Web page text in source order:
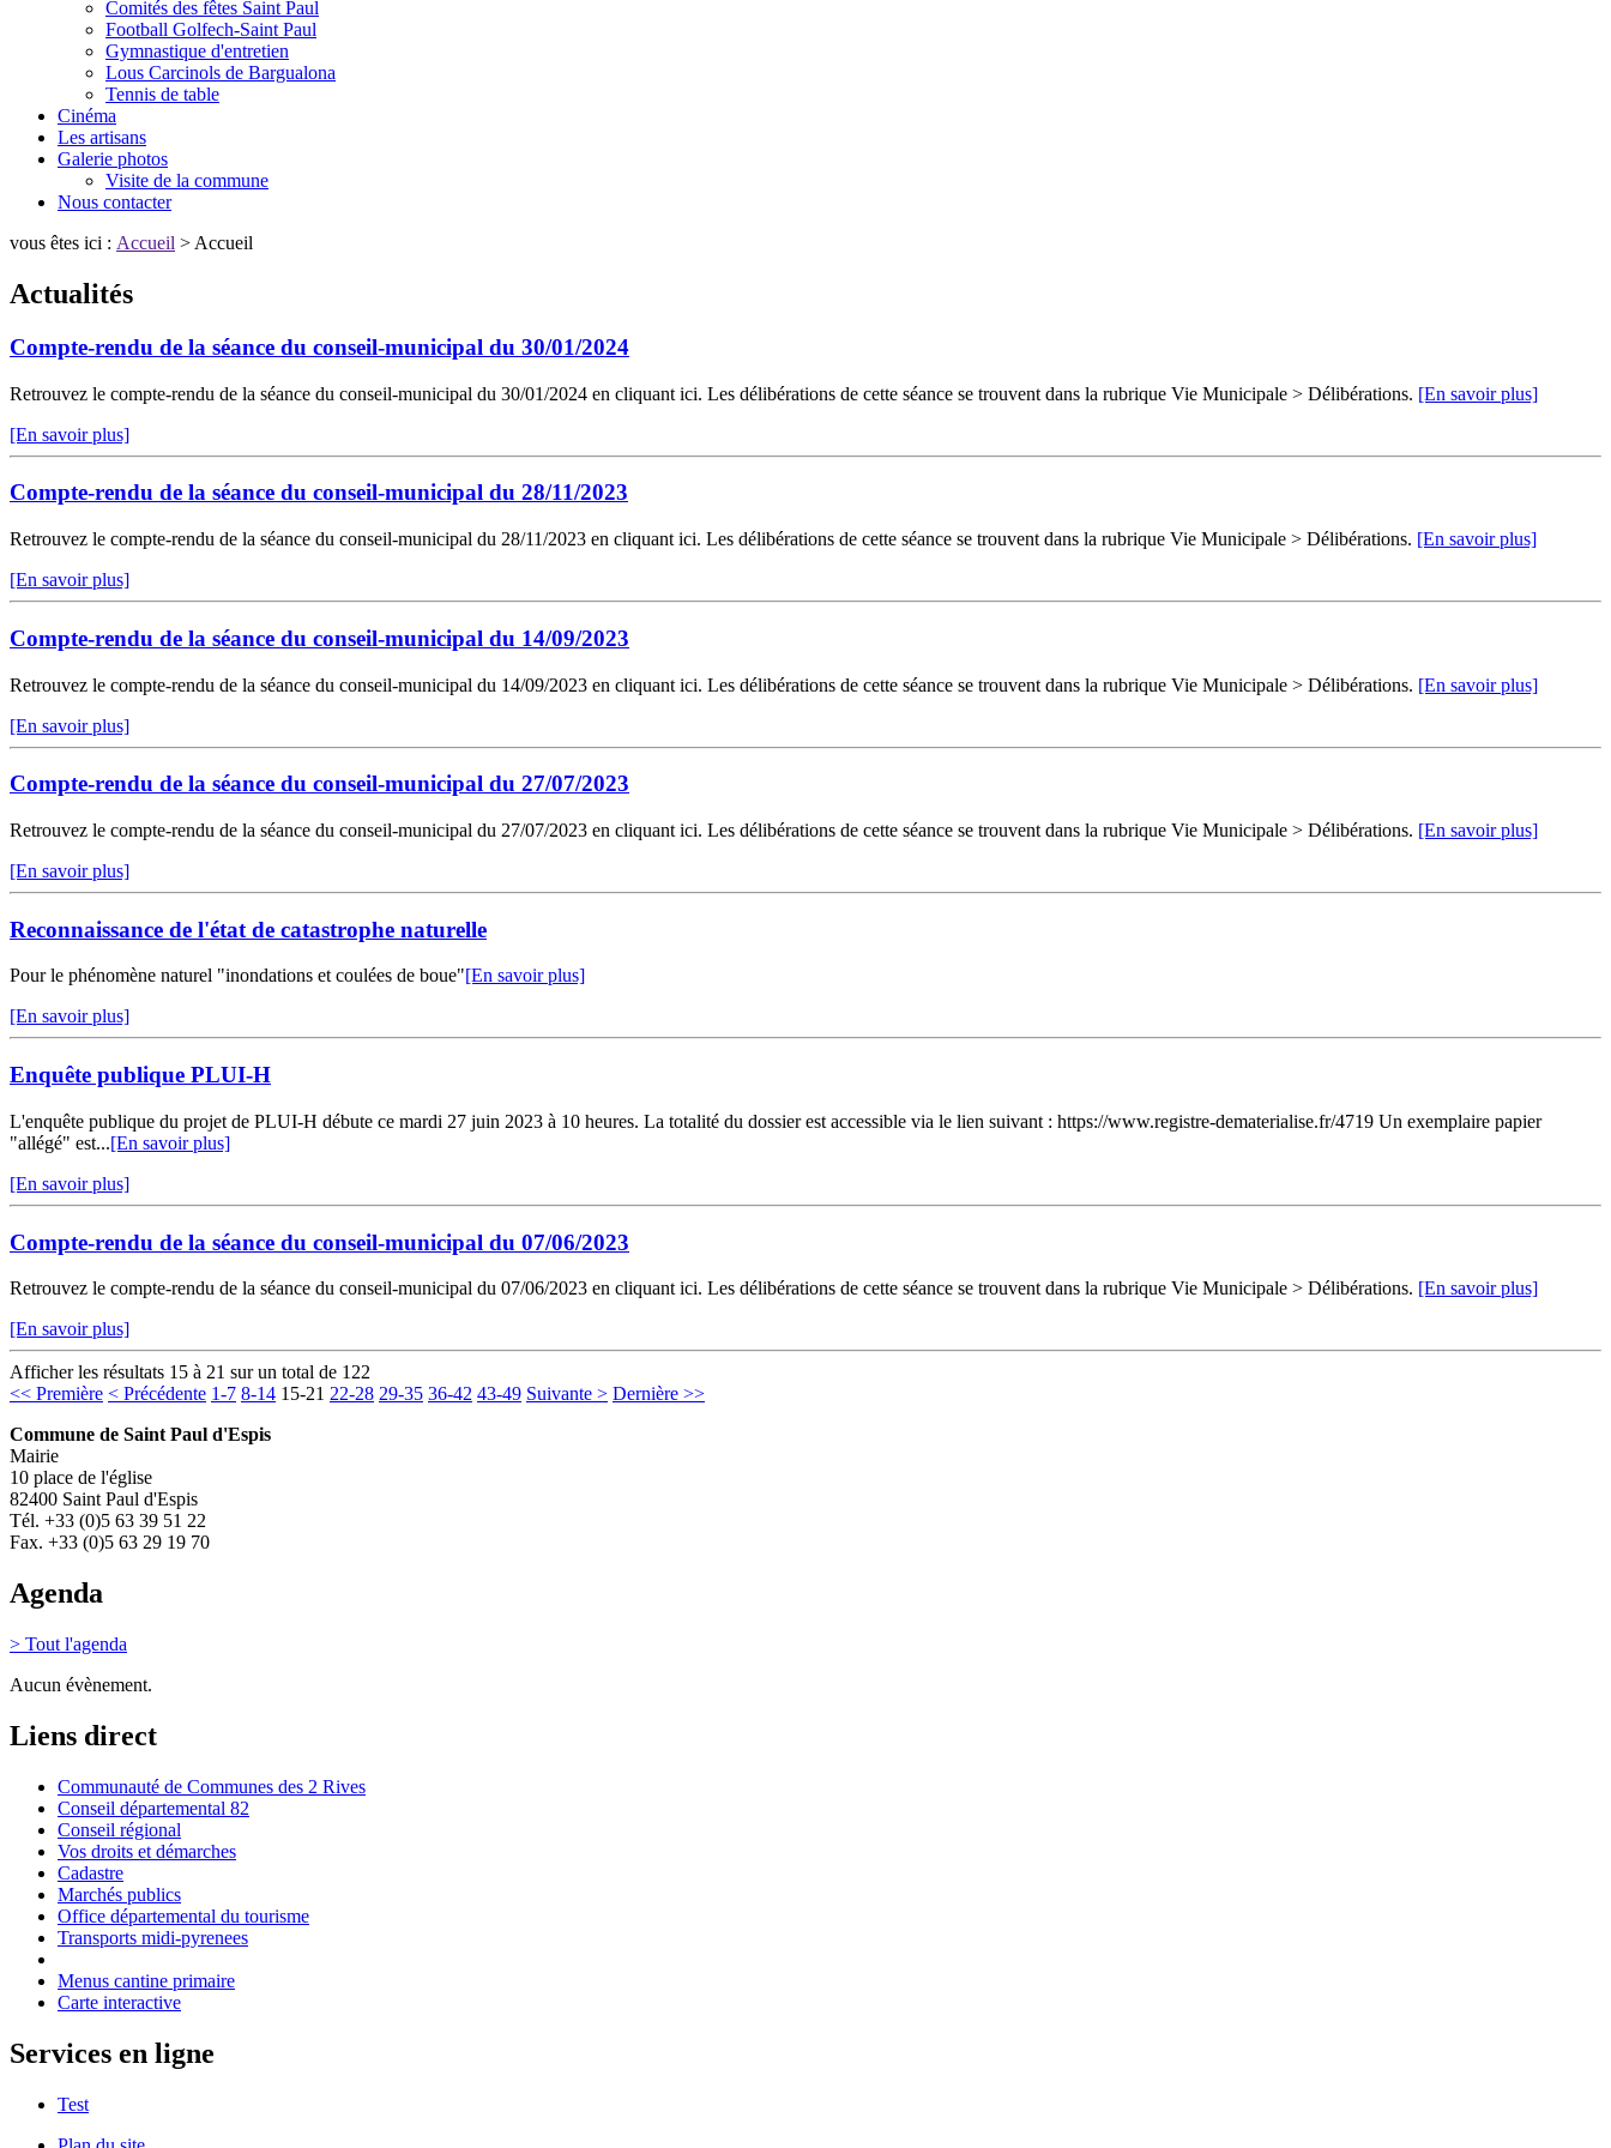
Comités des fêtes Saint Paul
Football Golfech-Saint Paul
Gymnastique d'entretien
Lous Carcinols de Bargualona
Tennis de table
Cinéma
Les artisans
Galerie photos
Visite de la commune
Nous contacter
vous êtes ici : Accueil > Accueil
Actualités
Compte-rendu de la séance du conseil-municipal du 30/01/2024
Retrouvez le compte-rendu de la séance du conseil-municipal du 30/01/2024 en cliquant ici. Les délibérations de cette séance se trouvent dans la rubrique Vie Municipale > Délibérations. [En savoir plus]
[En savoir plus]
Compte-rendu de la séance du conseil-municipal du 28/11/2023
Retrouvez le compte-rendu de la séance du conseil-municipal du 28/11/2023 en cliquant ici. Les délibérations de cette séance se trouvent dans la rubrique Vie Municipale > Délibérations. [En savoir plus]
[En savoir plus]
Compte-rendu de la séance du conseil-municipal du 14/09/2023
Retrouvez le compte-rendu de la séance du conseil-municipal du 14/09/2023 en cliquant ici. Les délibérations de cette séance se trouvent dans la rubrique Vie Municipale > Délibérations. [En savoir plus]
[En savoir plus]
Compte-rendu de la séance du conseil-municipal du 27/07/2023
Retrouvez le compte-rendu de la séance du conseil-municipal du 27/07/2023 en cliquant ici. Les délibérations de cette séance se trouvent dans la rubrique Vie Municipale > Délibérations. [En savoir plus]
[En savoir plus]
Reconnaissance de l'état de catastrophe naturelle
Pour le phénomène naturel "inondations et coulées de boue"[En savoir plus]
[En savoir plus]
Enquête publique PLUI-H
L'enquête publique du projet de PLUI-H débute ce mardi 27 juin 2023 à 10 heures. La totalité du dossier est accessible via le lien suivant : https://www.registre-dematerialise.fr/4719 Un exemplaire papier
"allégé" est...[En savoir plus]
[En savoir plus]
Compte-rendu de la séance du conseil-municipal du 07/06/2023
Retrouvez le compte-rendu de la séance du conseil-municipal du 07/06/2023 en cliquant ici. Les délibérations de cette séance se trouvent dans la rubrique Vie Municipale > Délibérations. [En savoir plus]
[En savoir plus]
Afficher les résultats 15 à 21 sur un total de 122
<< Première < Précédente 1-7 8-14 15-21 22-28 29-35 36-42 43-49 Suivante > Dernière >>
Commune de Saint Paul d'Espis
Mairie
10 place de l'église
82400 Saint Paul d'Espis
Tél. +33 (0)5 63 39 51 22
Fax. +33 (0)5 63 29 19 70
Agenda
> Tout l'agenda
Aucun évènement.
Liens direct
Communauté de Communes des 2 Rives
Conseil départemental 82
Conseil régional
Vos droits et démarches
Cadastre
Marchés publics
Office départemental du tourisme
Transports midi-pyrenees
Menus cantine primaire
Carte interactive
Services en ligne
Test